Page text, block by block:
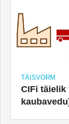
TÄISVORM
CIFi